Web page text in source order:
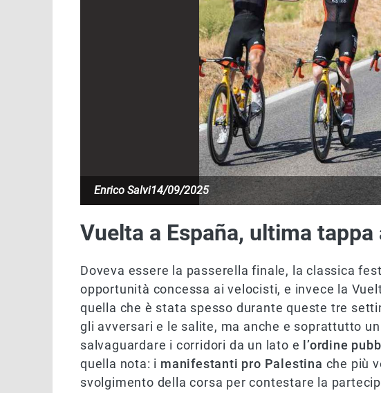
Enrico Salvi14/09/2025
Vuelta a España, ultima
Doveva essere la passerella finale, la classica
opportunità concessa ai velocisti, e invece la
quella che è stata spesso durante queste tre
gli avversari e le salite, ma anche e soprattutto
salvaguardare i corridori da un lato e l’ordine
quella nota: i manifestanti pro Palestina che più
svolgimento della corsa per contestare la